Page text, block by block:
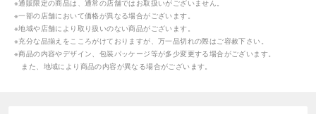
※通販限定の商品は、通常の店舗ではお取扱いがございません。
※一部の店舗において価格が異なる場合がございます。
※地域や店舗により取り扱いのない商品がございます。
※充分な品揃えをこころがけておりますが、万一品切れの際はご容赦下さい。
※商品の内容やデザイン、包装パッケージ等が多少変更する場合がございます。
また、地域により商品の内容が異なる場合がございます。